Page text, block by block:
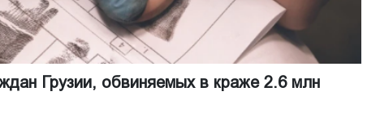
Грузии, обвиняемых в краже 2.6 млн